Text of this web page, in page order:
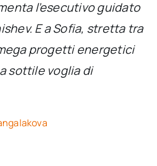
l’esecutivo guidato
E a Sofia, stretta tra
progetti energetici
sottile voglia di